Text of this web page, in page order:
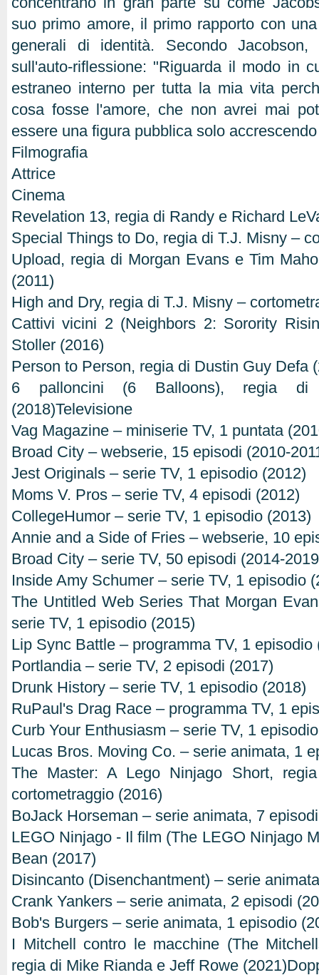
suo primo amore, il primo rapporto con
generali di identità. Secondo
sull'auto-riflessione: "Riguarda il modo in
estraneo interno per tutta la mia vita
cosa fosse l'amore, che non avrei mai
essere una figura pubblica solo
Filmografia
Attrice
Cinema
Revelation 13, regia di Randy e Richard
Special Things to Do, regia di T.J. Misny –
Upload, regia di Morgan Evans e Tim
(2011)
High and Dry, regia di T.J. Misny –
Cattivi vicini 2 (Neighbors 2: Sorority
Stoller (2016)
Person to Person, regia di Dustin Guy Defa
6 palloncini (6 Balloons), regia di
(2018)Televisione
Vag Magazine – miniserie TV, 1 puntata
Broad City – webserie, 15 episodi (2010-
Jest Originals – serie TV, 1 episodio (2012)
Moms V. Pros – serie TV, 4 episodi (2012)
CollegeHumor – serie TV, 1 episodio (2013)
Annie and a Side of Fries – webserie, 10
Broad City – serie TV, 50 episodi (2014-
Inside Amy Schumer – serie TV, 1 episodio
The Untitled Web Series That Morgan
serie TV, 1 episodio (2015)
Lip Sync Battle – programma TV, 1 episodio
Portlandia – serie TV, 2 episodi (2017)
Drunk History – serie TV, 1 episodio (2018)
RuPaul's Drag Race – programma TV, 1
Curb Your Enthusiasm – serie TV, 1
Lucas Bros. Moving Co. – serie animata, 1
The Master: A Lego Ninjago Short,
cortometraggio (2016)
BoJack Horseman – serie animata, 7
LEGO Ninjago - Il film (The LEGO Ninjago
Bean (2017)
Disincanto (Disenchantment) – serie
Crank Yankers – serie animata, 2 episodi
Bob's Burgers – serie animata, 1 episodio
I Mitchell contro le macchine (The
regia di Mike Rianda e Jeff Rowe